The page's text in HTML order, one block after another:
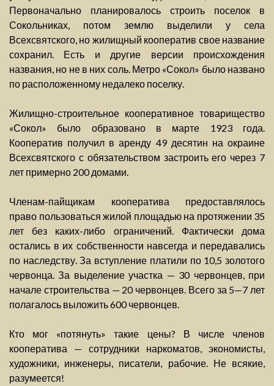
Первоначально планировалось строить поселок в
Сокольниках, потом землю выделили у села
Всехсвятского, но жилищный кооператив свое название
сохранил. Есть и другие версии происхождения
названия, но не в них соль. Метро «Сокол» было названо
по расположенному недалеко поселку.
Жилищно-строительное кооперативное товарищество
«Сокол» было образовано в марте 1923 года.
Кооператив получил в аренду 49 десятин на окраине
Всехсвятского с обязательством застроить его через 7
лет примерно 200 домами.
Членам-пайщикам кооператива предоставлялось
право пользоваться жилой площадью на протяжении 35
лет без каких-либо ограничений. Фактически дома
остались в их собственности навсегда и передавались
по наследству. За вступление платили по 10,5 золотого
червонца. За выделение участка — 30 червонцев, при
начале строительства — 20 червонцев. Всего за 5—7 лет
полагалось выложить 600 червонцев.
Кто мог «потянуть» такие цены? В числе членов
кооператива — сотрудники наркоматов, экономисты,
художники, инженеры, писатели, рабочие. Не всякие,
разумеется!